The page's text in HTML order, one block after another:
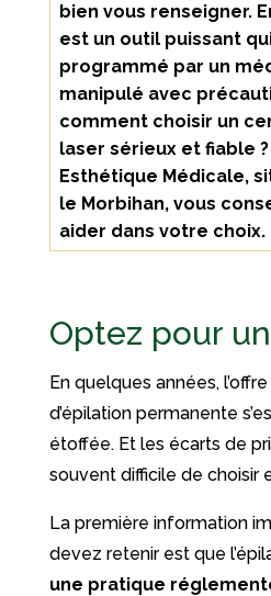
bien vous renseigner.
est un outil puissant
programmé par un
manipulé avec
comment choisir un
laser sérieux et fiable
Esthétique Médicale,
le Morbihan, vous
aider dans votre choix.
Optez pour
En quelques années,
d’épilation permanente
étoffée. Et les écarts de
souvent difficile de choisir
La première information
devez retenir est que
une pratique